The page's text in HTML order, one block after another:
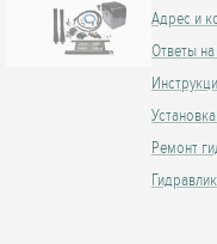
Адрес и
Ответы
Ремонт